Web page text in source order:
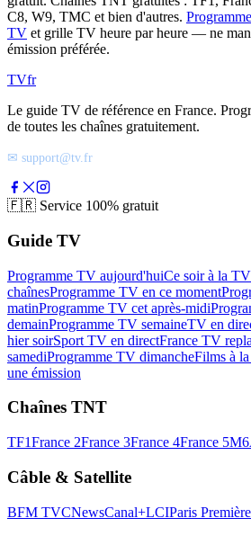
C8, W9, TMC et bien d'autres.
TV et grille TV heure par heure — ne
émission préférée.
TVfr
Le guide TV de référence en France.
de toutes les chaînes gratuitement.
✉ support@tv.fr
🇫🇷 Service 100% gratuit
Guide TV
Programme TV aujourd'huiCe soir à la
chaînesProgramme TV en ce moment
matinProgramme TV cet après-midi
demainProgramme TV semaineTV en
hier soirSport TV en directFrance TV
samediProgramme TV dimancheFilms à
une émission
Chaînes TNT
TF1France 2France 3France 4France 5M6
Câble & Satellite
BFM TVCNewsCanal+LCIParis Première